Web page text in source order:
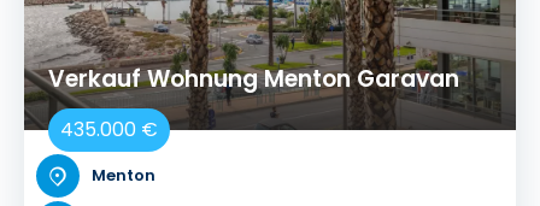
Verkauf Wohnung Menton Garavan
435.000 €
Menton